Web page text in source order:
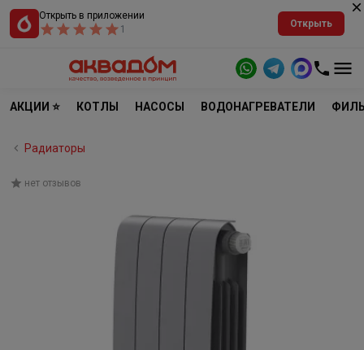
Открыть в приложении
1
Открыть
АКЦИИ ⭐ КОТЛЫ НАСОСЫ ВОДОНАГРЕВАТЕЛИ
Радиаторы
нет отзывов